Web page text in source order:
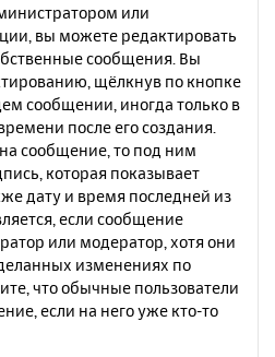
или
вы можете редактировать
сообщения. Вы
щёлкнув по кнопке
сообщении, иногда только в
после его создания.
сообщение, то под ним
которая показывает
дату и время последней из
если сообщение
или модератор, хотя они
изменениях по
что обычные пользователи
если на него уже кто-то